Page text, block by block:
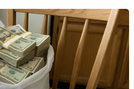
hợp quốc đã bỏ phiếu quyết
năm nhiệm kỳ của một ủy
tra các cuộc tấn công hóa
những đối tượng chịu trách